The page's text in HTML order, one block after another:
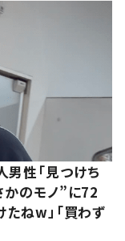
性「見つけち
かのモノ”に72
たねw」「買わず